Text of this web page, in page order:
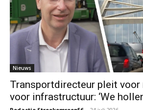
Nieuws
Transportdirecteur pleit voor
voor infrastructuur: ‘We